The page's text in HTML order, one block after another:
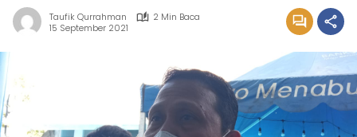
Taufik Qurrahman
2 Min Baca
15 September 2021